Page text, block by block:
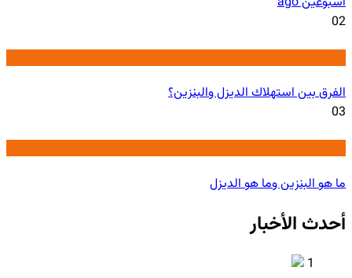
02
الفرق بين استهلاك الديزل والبنزين؟
03
ما هو البنزين وما هو الديزل
أحدث الأخبار
1